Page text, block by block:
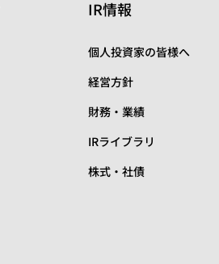
IR情報
個人投資家の皆様へ
経営方針
財務・業績
IRライブラリ
株式・社債